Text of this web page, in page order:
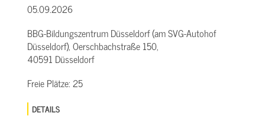
05.09.2026
BBG-Bildungszentrum Düsseldorf (am SVG-Autohof
Düsseldorf), Oerschbachstraße 150,
40591 Düsseldorf
Freie Plätze:25
DETAILS